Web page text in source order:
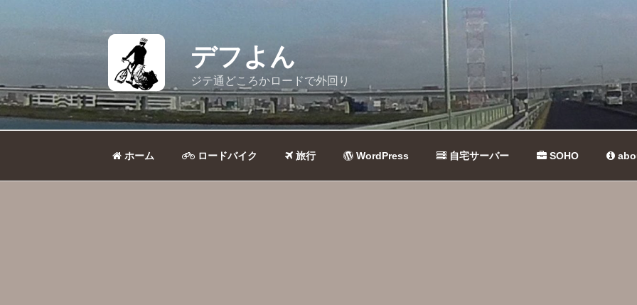
へ
ス
キ
デフよん
ジテ通どころかロードで外回り
ホーム ロードバイク 旅行 WordPress 自宅サーバー SOHO